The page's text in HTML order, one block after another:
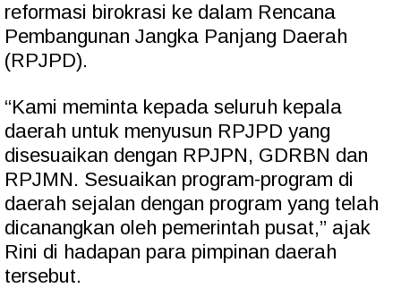
reformasi birokrasi ke dalam Rencana
Pembangunan Jangka Panjang Daerah
(RPJPD).
“Kami meminta kepada seluruh kepala
daerah untuk menyusun RPJPD yang
disesuaikan dengan RPJPN, GDRBN dan
RPJMN. Sesuaikan program-program di
daerah sejalan dengan program yang telah
dicanangkan oleh pemerintah pusat,” ajak
Rini di hadapan para pimpinan daerah
tersebut.